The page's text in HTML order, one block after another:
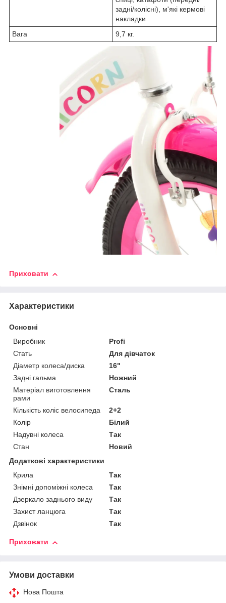
задні/колісні), м'які кермові
накладки
Вага
9,7 кг.
Приховати
Характеристики
Основні
Виробник
Profi
Стать
Для дівчаток
Діаметр колеса/диска
16"
Задні гальма
Ножний
Матеріал виготовлення
рами
Сталь
Кількість коліс велосипеда
2+2
Колір
Білий
Надувні колеса
Так
Стан
Новий
Додаткові характеристики
Крила
Так
Знімні допоміжні колеса
Так
Дзеркало заднього виду
Так
Захист ланцюга
Так
Дзвінок
Так
Приховати
Умови доставки
Нова Пошта